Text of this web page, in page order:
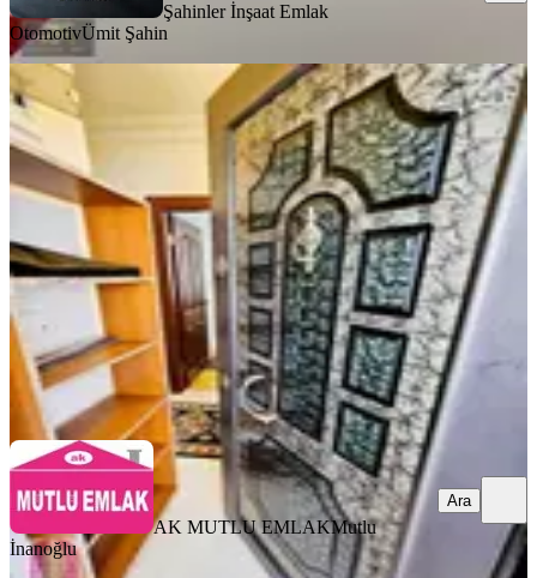
Şahinler İnşaat Emlak
OtomotivÜmit Şahin
YENİ
A K Mutludan Ahatlıda Eşyalı 2+1
Çift Balkonlu Daire
Kepez, Ahatlı Mahallesi
2+1·100 m²·1. Kat·06.08.2026
30.000 ₺
AK MUTLU EMLAKMutlu İnanoğlu
Ara
AK MUTLU EMLAKMutlu
İnanoğlu
Ara